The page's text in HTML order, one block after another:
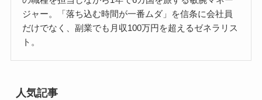
ジャー。「落ち込む時間が一番ムダ」を信条に会社員
だけでなく、副業でも月収100万円を超えるゼネラリス
ト。
人気記事